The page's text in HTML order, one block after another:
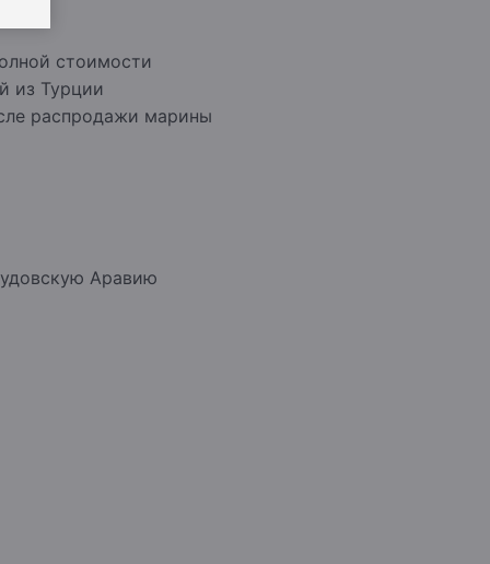
стоимости
из Турции
распродажи марины
Аравию